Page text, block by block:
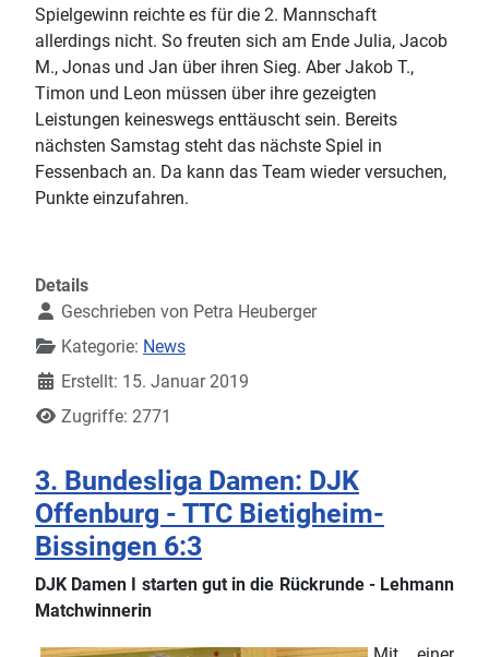
Spielgewinn reichte es für die 2. Mannschaft
allerdings nicht. So freuten sich am Ende Julia, Jacob
M., Jonas und Jan über ihren Sieg. Aber Jakob T.,
Timon und Leon müssen über ihre gezeigten
Leistungen keineswegs enttäuscht sein. Bereits
nächsten Samstag steht das nächste Spiel in
Fessenbach an. Da kann das Team wieder versuchen,
Punkte einzufahren.
Details
Geschrieben von Petra Heuberger
Kategorie: News
Erstellt: 15. Januar 2019
Zugriffe: 2771
3. Bundesliga Damen: DJK
Offenburg - TTC Bietigheim-
Bissingen 6:3
DJK Damen I starten gut in die Rückrunde - Lehmann
Matchwinnerin